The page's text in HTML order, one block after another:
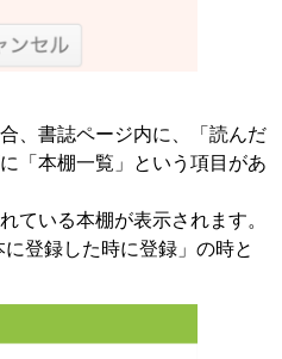
、書誌ページ内に、「読んだ
「本棚一覧」という項目があ
ている本棚が表示されます。
登録した時に登録」の時と